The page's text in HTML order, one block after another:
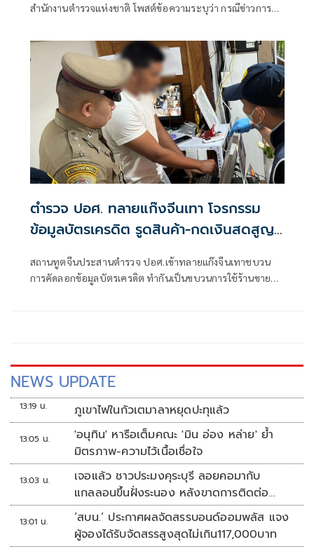
สำนักงานตำรวจแห่งชาติ โพสต์ข้อความระบุว่า กรณีข่าวการ
จอร์เจีย และมีกระแสข่าวเกี่ยวกับการดำเนินคดีตามมาตรา 115
ของประมวลกฎหมายอาญาของประเทศจอร์เจียนั้น
ตำรวจ ปอศ. ทลายแก๊งจีนเทา โจรกรรม
ข้อมูลบัตรเครดิต รูดสินค้า-กดเงินสดสูญ
สถานทูตจีนประสานตำรวจ ปอศ.เข้าทลายแก๊งจีนเทาชบวน
การคัดลอกข้อมูลบัตรเครดิต ทำกันเป็นขบวนการใช้ร้านขายผล
NEWS UPDATE
13:19 น. ภูเขาไฟในกัวเตมาลาหยุดปะทุแล้ว
13:05 น.
'อนุทิน' หารือเต็มคณะ 'มิน อ่อง หล่าย' ย้ำ
มิตรภาพ-ความไว้เนื้อเชื่อใจ
13:03 น.
เจอแล้ว ชาวประมงคุระบุรี ลอยคอมากับ
แกลลอนขึ้นฝั่งระนอง หลังขาดการติดต่อ
หลายวัน
13:01 น.
‘สบน.’ ประกาศผลจัดสรรบอนด์ออมพลัส แจง
ผู้จองได้รับจัดสรรสูงสุดไม่เกิน117,000บาท